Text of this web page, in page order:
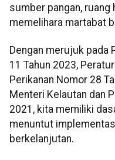
sumber pangan, ruang
memelihara martabat
Dengan merujuk pada
11 Tahun 2023,
Perikanan Nomor 28
Menteri Kelautan dan
2021, kita memiliki
menuntut
berkelanjutan.